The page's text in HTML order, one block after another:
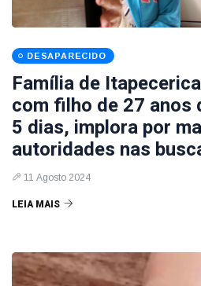
DESAPARECIDO
Família de
com filho de 27 anos
5 dias, implora por
autoridades nas
11 Agosto 2024
LEIA MAIS